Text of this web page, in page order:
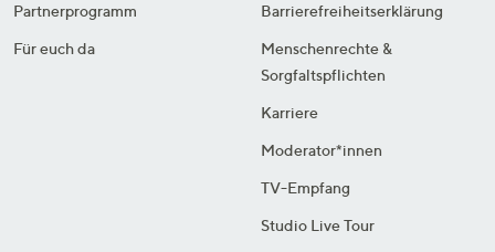
Partnerprogramm
Für euch da
Barrierefreiheitserklärung
Menschenrechte &
Sorgfaltspflichten
Karriere
Moderator*innen
TV-Empfang
Studio Live Tour